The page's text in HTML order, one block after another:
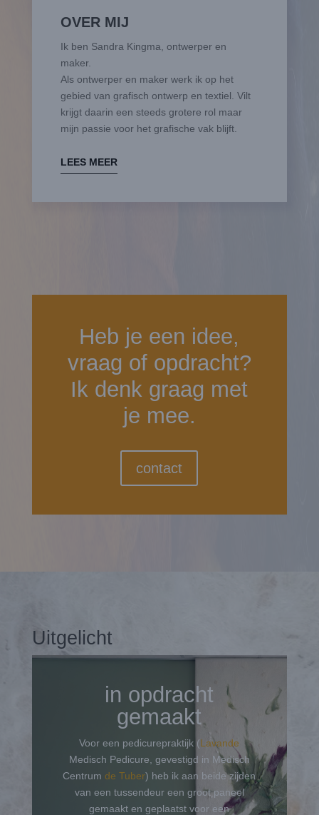
OVER MIJ
Ik ben Sandra Kingma, ontwerper en
maker.
Als ontwerper en maker werk ik op het
gebied van grafisch ontwerp en textiel. Vilt
krijgt daarin een steeds grotere rol maar
mijn passie voor het grafische vak blijft.
LEES MEER
Heb je een idee,
vraag of opdracht?
Ik denk graag met
je mee.
contact
Uitgelicht
in opdracht
gemaakt
Voor een pedicurepraktijk (Lavande
Medisch Pedicure, gevestigd in Medisch
Centrumde Tuber) heb ik aan beide zijden
van een tussendeur een groot paneel
gemaakt en geplaatst voor een